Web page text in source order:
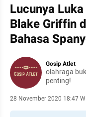
Lucunya
Blake Griffin
Bahasa
Gosip Atlet
olahraga
penting!
28 November 2020 18:47